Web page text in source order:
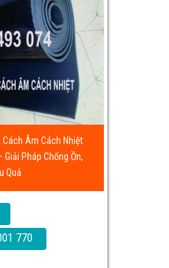
Cách Âm Cách Nhiệt
Giải Pháp Chống Ồn,
Quả
770